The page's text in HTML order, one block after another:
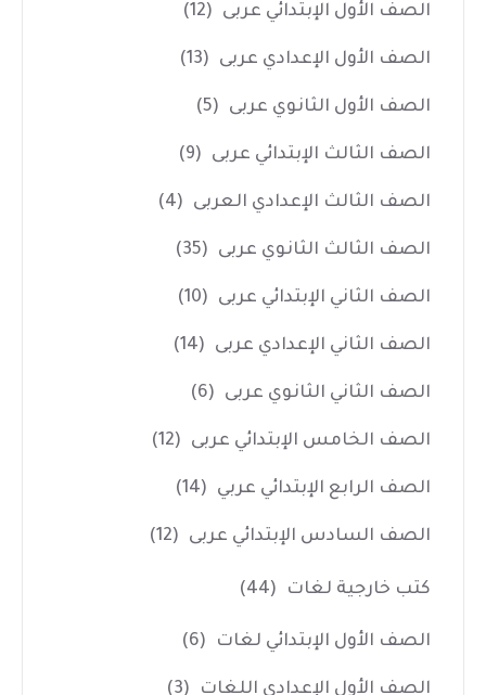
الصف الأول الإبتدائي عربى (12)
الصف الأول الإعدادي عربى (13)
الصف الأول الثانوي عربى (5)
الصف الثالث الإبتدائي عربى (9)
الصف الثالث الإعدادي العربى (4)
الصف الثالث الثانوي عربى (35)
الصف الثاني الإبتدائي عربى (10)
الصف الثاني الإعدادي عربى (14)
الصف الثاني الثانوي عربى (6)
الصف الخامس الإبتدائي عربى (12)
الصف الرابع الإبتدائي عربي (14)
الصف السادس الإبتدائي عربى (12)
كتب خارجية لغات (44)
الصف الأول الإبتدائي لغات (6)
الصف الأول الإعدادي اللغات (3)